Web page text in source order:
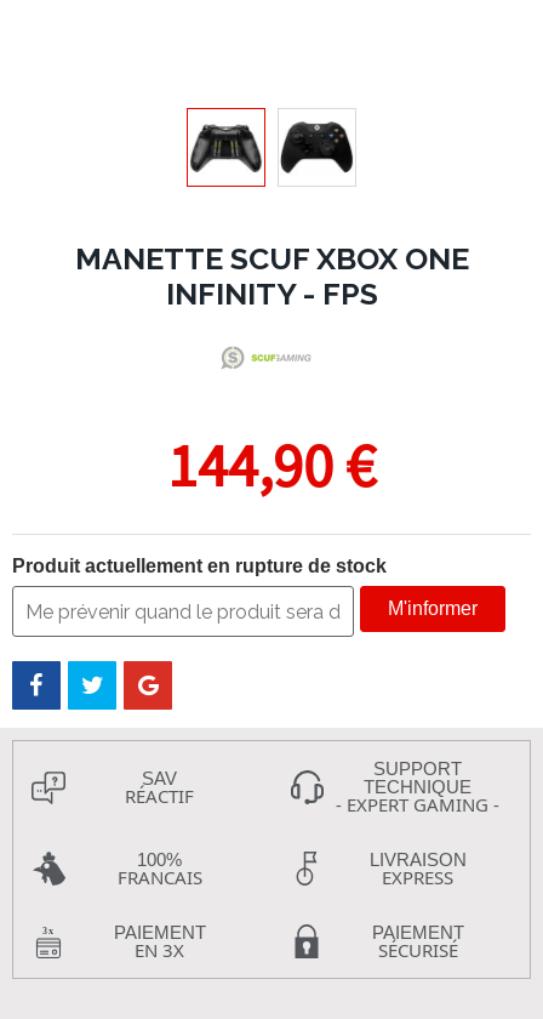
MANETTE SCUF XBOX ONE
INFINITY - FPS
144,90 €
Produit actuellement en rupture de stock
M'informer
SAV
RÉACTIF
SUPPORT
TECHNIQUE
- EXPERT GAMING -
100%
FRANCAIS
LIVRAISON
EXPRESS
PAIEMENT
EN 3X
PAIEMENT
SÉCURISÉ